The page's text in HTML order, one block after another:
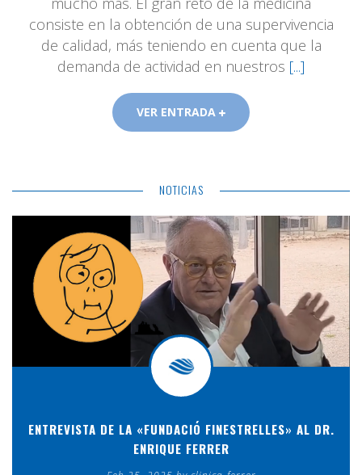
consiste en la obtención de una supervivencia
de calidad, más teniendo en cuenta que la
demanda de actividad en nuestros [...]
VER ENTRADA
NOTICIAS
ENTREVISTA DE LA «FUNDACIÓ FINESTRELLES» AL DR.
ENRIQUE FERRER